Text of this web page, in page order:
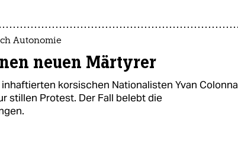
Autonomie
neuen Märtyrer
korsischen Nationalisten Yvan Colonna
stillen Protest. Der Fall belebt die